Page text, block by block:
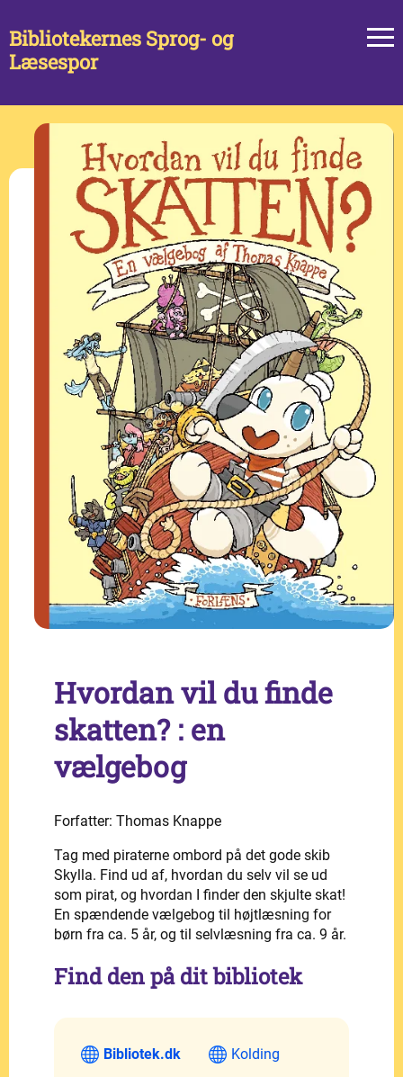
Bibliotekernes Sprog- og
Læsespor
Hvordan vil du finde
skatten? : en
vælgebog
Forfatter: Thomas Knappe
Tag med piraterne ombord på det gode skib
Skylla. Find ud af, hvordan du selv vil se ud
som pirat, og hvordan I finder den skjulte skat!
En spændende vælgebog til højtlæsning for
børn fra ca. 5 år, og til selvlæsning fra ca. 9 år.
Find den på dit bibliotek
Bibliotek.dk
Kolding